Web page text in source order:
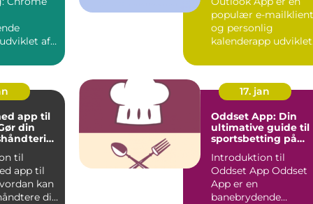
af
vi
populær e-mailklient
og personlig
kalenderapp udviklet
tilbyder ...
app til
din
til
app til
din
17. jan
Oddset App: Din
ultimative guide til
sportsbetting på
Introduktion til
Oddset App Oddset
App er en
banebrydende